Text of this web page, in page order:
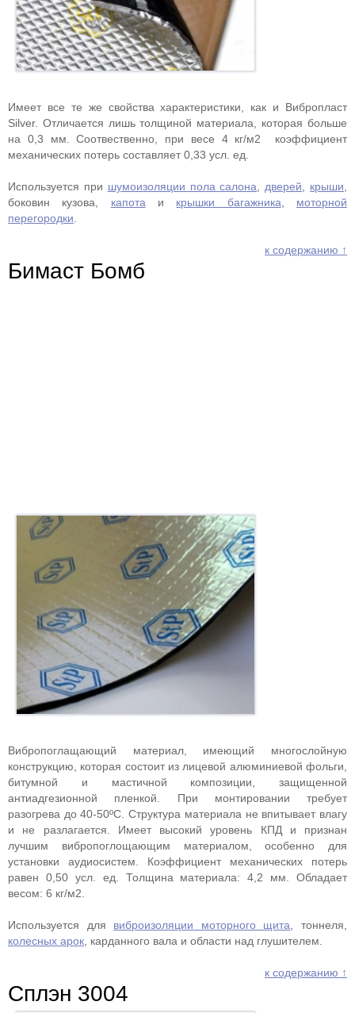
Имеет все те же свойства характеристики, как и Вибропласт
Silver. Отличается лишь толщиной материала, которая больше
на 0,3 мм. Соотвественно, при весе 4 кг/м2
коэффициент
механических потерь составляет 0,33 усл. ед.
Используется при шумоизоляции пола салона дверей крыши
боковин кузова, капота и крышки багажника
моторной
перегородки
к содержанию ↑
Бимаст Бомб
Вибропоглащающий материал, имеющий многослойную
конструкцию, которая состоит из лицевой алюминиевой фольги,
битумной и мастичной композиции, защищенной
антиадгезионной пленкой. При монтировании требует
разогрева до 40-50ºС. Структура материала не впитывает влагу
и не разлагается. Имеет высокий уровень КПД и признан
лучшим вибропоглощающим материалом, особенно для
установки аудиосистем. Коэффициент механических потерь
равен 0,50 усл. ед. Толщина материала: 4,2 мм. Обладает
весом: 6 кг/м2.
Используется для виброизоляции моторного щита , тоннеля,
колесных арок , карданного вала и области над глушителем.
к содержанию ↑
Сплэн 3004